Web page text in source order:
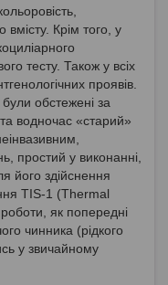
вмісту. Крім того, у
тесту. Також у всіх
проявів.
були обстежені за
водночас «старий»
простий у виконанні,
його здійснення
TIS-1 (Thermal
як попередні
чинника (рідкого
у звичайному